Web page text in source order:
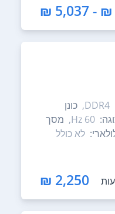
DDR4, כונן
60 Hz,
מסך
לא כולל
2,250 ₪